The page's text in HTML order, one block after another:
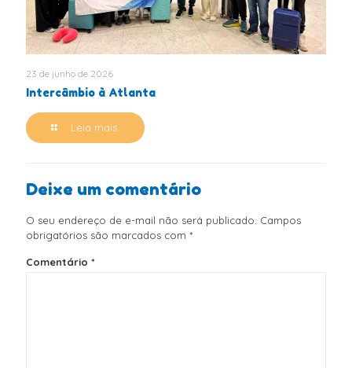
23 de junho de 2026
Intercâmbio à Atlanta
Leia mais
Deixe um comentário
O seu endereço de e-mail não será publicado. Campos
obrigatórios são marcados com *
Comentário *